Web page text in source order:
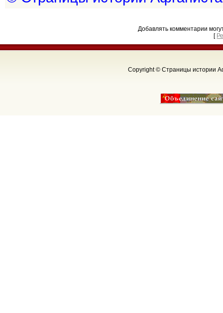
Добавлять комментарии
[
Copyright © Страницы истории